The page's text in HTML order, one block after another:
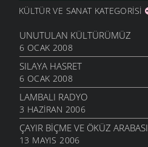
KÜLTÜR VE SANAT KATEGORISI
UNUTULAN KÜLTÜRÜMÜZ
6 OCAK 2008
SILAYA HASRET
6 OCAK 2008
LAMBALI RADYO
3 HAZIRAN 2006
ÇAYIR BIÇME VE ÖKÜZ ARABASI
13 MAYIS 2006